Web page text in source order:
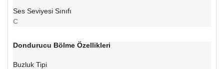
Ses Seviyesi Sınıfı
C
Dondurucu Bölme Özellikleri
Buzluk Tipi